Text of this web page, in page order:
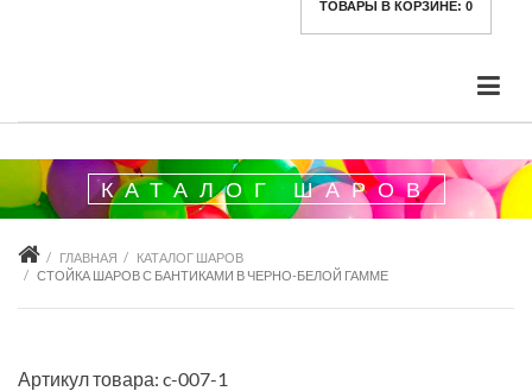
ТОВАРЫ В КОРЗИНЕ: 0
КАТАЛОГ ШАРОВ
ГЛАВНАЯ
КАТАЛОГ ШАРОВ
СТОЙКА ШАРОВ С БАНТИКАМИ В ЧЕРНО-БЕЛОЙ ГАММЕ
Артикул товара: c-007-1